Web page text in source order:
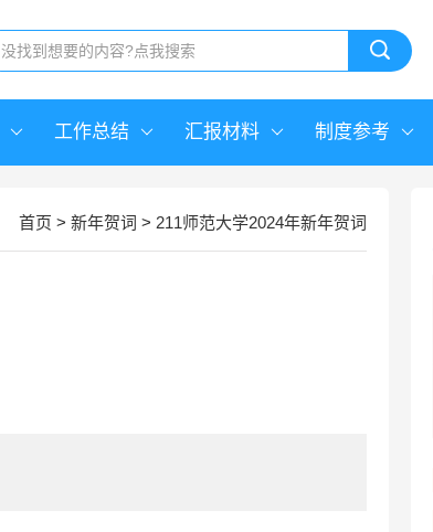
工作总结 汇报材料 制度参考
首页 > 新年贺词 > 211师范大学2024年新年贺词